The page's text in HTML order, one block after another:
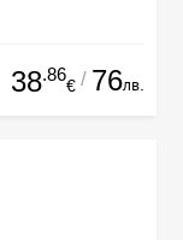
38.86
€ / 76лв.